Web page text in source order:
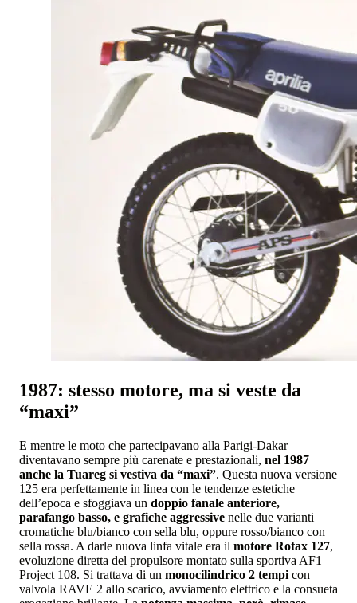
1987: stesso motore, ma si veste da
“maxi”
E mentre le moto che partecipavano alla Parigi-Dakar
diventavano sempre più carenate e prestazionali, nel 1987
anche la Tuareg si vestiva da “maxi”. Questa nuova versione
125 era perfettamente in linea con le tendenze estetiche
dell’epoca e sfoggiava un doppio fanale anteriore,
parafango basso, e grafiche aggressive nelle due varianti
cromatiche blu/bianco con sella blu, oppure rosso/bianco con
sella rossa. A darle nuova linfa vitale era il motore Rotax 127,
evoluzione diretta del propulsore montato sulla sportiva AF1
Project 108. Si trattava di un monocilindrico 2 tempi con
valvola RAVE 2 allo scarico, avviamento elettrico e la consueta